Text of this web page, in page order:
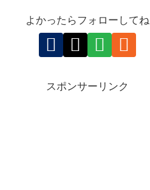
よかったらフォローしてね
スポンサーリンク